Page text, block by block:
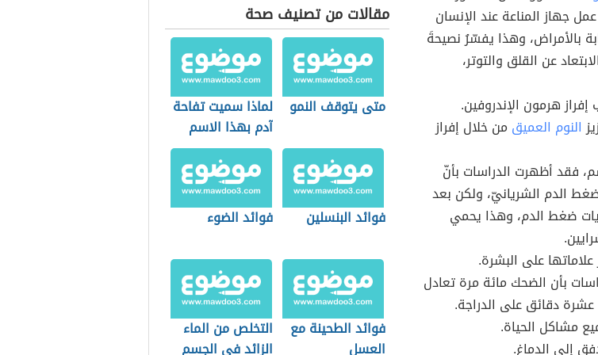
جهاز المناعة عند الإنسان
بالأمراض، وهذا يفسّرُ نصيحةَ
عن القلق والتوتر،
هرمون الإندروفين.
النوم العميق من خلال إفراز
فقد أظهرت الدراسات بأنّ
الدم الشريانيّ، ولكن بعد
ضغط الدم، وهذا يحمي
على البشرة.
بأن الضحك مائة مرة تعادل
دقائق على الدراجة.
مشاكل الحياة.
إلى الدماغ.
مقالات من تصنيف صحة
متى يتوقف النمو
لماذا سميت تفاحة
آدم بهذا الاسم
فوائد البنسلين فوائد الضوء
فوائد الطحينة مع
العسل
التخلص من الماء
الزائد في الجسم